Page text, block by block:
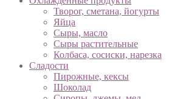
Творог, сметана, йогурты
Яйца
Сыры, масло
Сыры растительные
Колбаса, сосиски, нарезка
Сладости
Пирожные, кексы
Шоколад